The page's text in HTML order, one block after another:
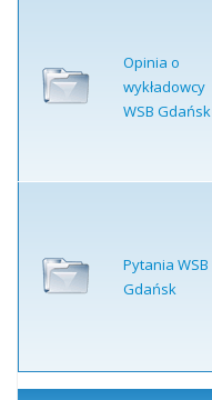
Opinia o
wykładowcy
WSB Gdańsk
Pytania WSB
Gdańsk